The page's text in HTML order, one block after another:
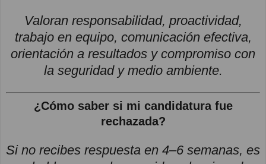
Valoran responsabilidad, proactividad,
trabajo en equipo, comunicación efectiva,
orientación a resultados y compromiso con
la seguridad y medio ambiente.
¿Cómo saber si mi candidatura fue
rechazada?
Si no recibes respuesta en 4–6 semanas, es